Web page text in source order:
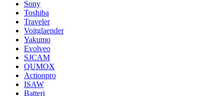
Sony
Toshiba
Traveler
Voitglaender
Yakumo
Evolveo
SJCAM
QUMOX
Actionpro
ISAW
Batteri